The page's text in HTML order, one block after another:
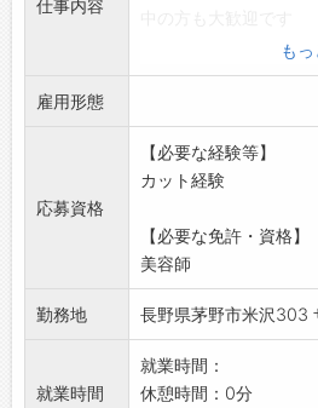
仕事内容
研修もあるので無理な
変更範囲:変更なし
も
雇用形態
応募資格
【必要な経験等】
カット経験
【必要な免許・資格】
美容師
勤務地 長野県茅野市米沢303
就業時間
就業時間：
休憩時間：0分